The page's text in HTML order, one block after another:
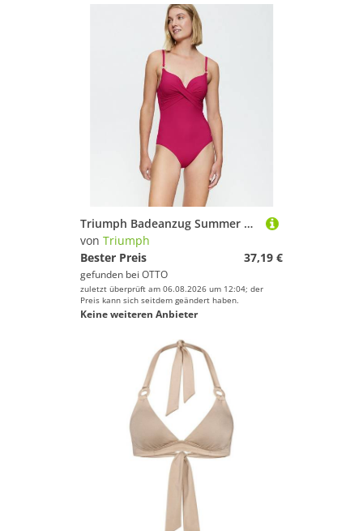
Triumph Badeanzug Summer Twist schnelltrocknende Cups, Raffung vorne
von Triumph
Bester Preis
37,19 €
gefunden bei OTTO
zuletzt überprüft am 06.08.2026 um 12:04; der
Preis kann sich seitdem geändert haben.
Keine weiteren Anbieter